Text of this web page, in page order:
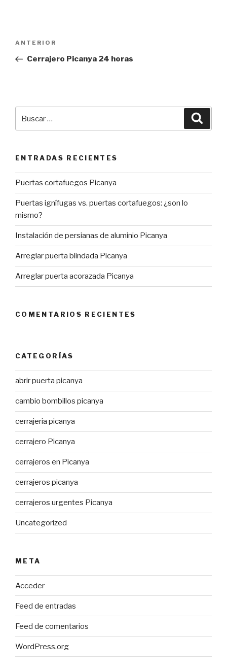
entradas
Entrada
anterior:
ANTERIOR
Cerrajero Picanya 24 horas
ENTRADAS RECIENTES
Puertas cortafuegos Picanya
Puertas ignífugas vs. puertas cortafuegos: ¿son lo
mismo?
Instalación de persianas de aluminio Picanya
Arreglar puerta blindada Picanya
Arreglar puerta acorazada Picanya
COMENTARIOS RECIENTES
CATEGORÍAS
abrir puerta picanya
cambio bombillos picanya
cerrajeria picanya
cerrajero Picanya
cerrajeros en Picanya
cerrajeros picanya
cerrajeros urgentes Picanya
Uncategorized
META
Acceder
Feed de entradas
Feed de comentarios
WordPress.org